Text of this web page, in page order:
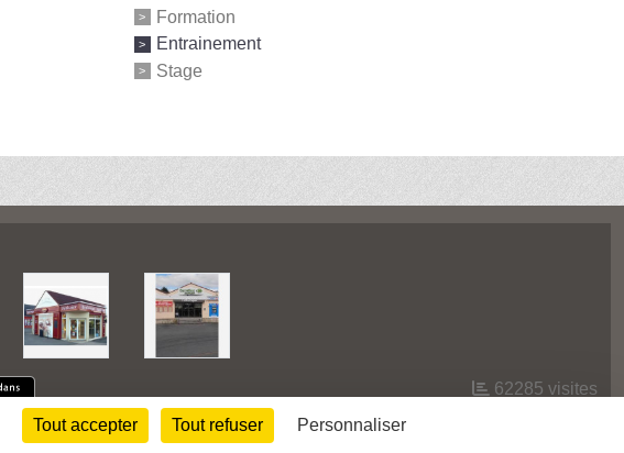
Formation
Entrainement
Stage
62285 visites
Tout accepter Tout refuser Personnaliser